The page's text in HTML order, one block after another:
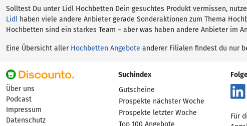
Solltest Du unter Lidl Hochbetten Dein gesuchtes Produkt vermissen,
Lidl haben viele andere Anbieter gerade Sonderaktionen zum Thema
Hochbetten sind ein starkes Team – aber was haben andere Anbieter im
Eine Übersicht aller Hochbetten Angebote anderer Filialen findest du nur
Über uns
Podcast
Impressum
Datenschutz
Suchindex
Gutscheine
Prospekte nächster Woche
Prospekte letzter Woche
Top 100 Angebote
Für